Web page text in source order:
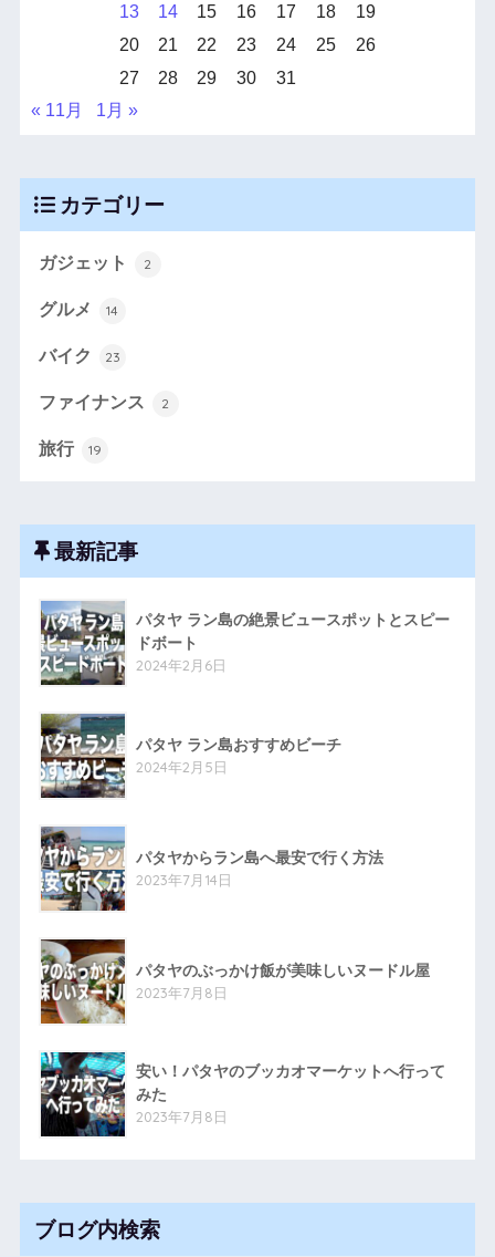
13
14 15 16 17 18
19
20
21 22 23 24 25
26
27
28 29 30
31
« 11月
1月 »
カテゴリー
ガジェット 2
グルメ 14
バイク 23
ファイナンス 2
旅行 19
最新記事
パタヤ ラン島の絶景ビュースポットとスピー
ドボート
2024年2月6日
パタヤ ラン島おすすめビーチ
2024年2月5日
パタヤからラン島へ最安で行く方法
2023年7月14日
パタヤのぶっかけ飯が美味しいヌードル屋
2023年7月8日
安い！パタヤのブッカオマーケットへ行って
みた
2023年7月8日
ブログ内検索